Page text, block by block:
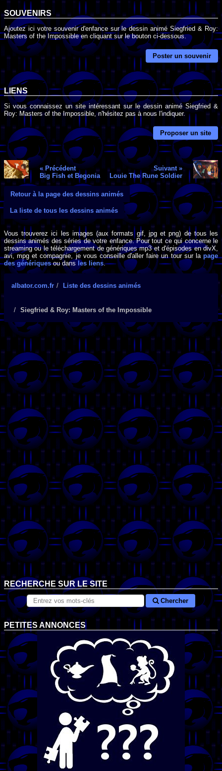
SOUVENIRS
Ajoutez ici votre souvenir d'enfance sur le dessin animé Siegfried & Roy:
Masters of the Impossible en cliquant sur le bouton ci-dessous.
Poster un souvenir
LIENS
Si vous connaissez un site intéressant sur le dessin animé Siegfried &
Roy: Masters of the Impossible, n'hésitez pas à nous l'indiquer.
Proposer un site
« Précédent
Big Fish et Begonia
Suivant »
Louie The Rune Soldier
Retour à la page des dessins animés
La liste de tous les dessins animés
Vous trouverez ici les images (aux formats gif, jpg et png) de tous les
dessins animés des séries de votre enfance. Pour tout ce qui concerne le
streaming ou le téléchargement de génériques mp3 et d'épisodes en divX,
avi, mpg et compagnie, je vous conseille d'aller faire un tour sur la page
des génériquesou dans les liens.
albator.com.fr Liste des dessins animés
Siegfried & Roy: Masters of the Impossible
RECHERCHE SUR LE SITE
Chercher
PETITES ANNONCES